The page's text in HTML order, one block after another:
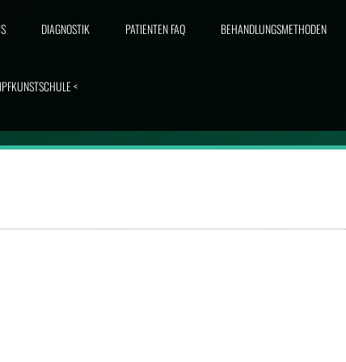
DIAGNOSTIK PATIENTEN FAQ BEHANDLUNGSMETHODEN
<